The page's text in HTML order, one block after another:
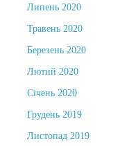
Липень 2020
Травень 2020
Березень 2020
Лютий 2020
Січень 2020
Грудень 2019
Листопад 2019